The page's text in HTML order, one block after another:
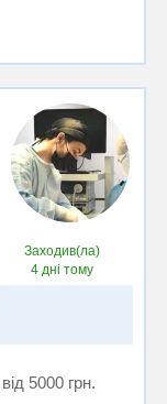
Заходив(ла)
4 дні тому
від 5000 грн.